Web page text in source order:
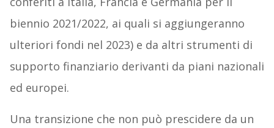
biennio 2021/2022, ai quali si aggiungeranno
ulteriori fondi nel 2023) e da altri strumenti di
supporto finanziario derivanti da piani nazionali
ed europei.
Una transizione che non può prescidere da un